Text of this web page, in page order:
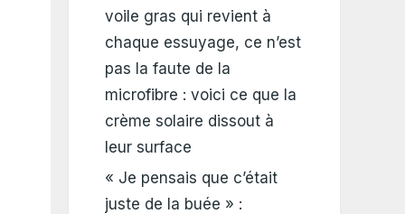
voile gras qui revient à
chaque essuyage, ce n’est
pas la faute de la
microfibre : voici ce que la
crème solaire dissout à
leur surface
« Je pensais que c’était
juste de la buée » :